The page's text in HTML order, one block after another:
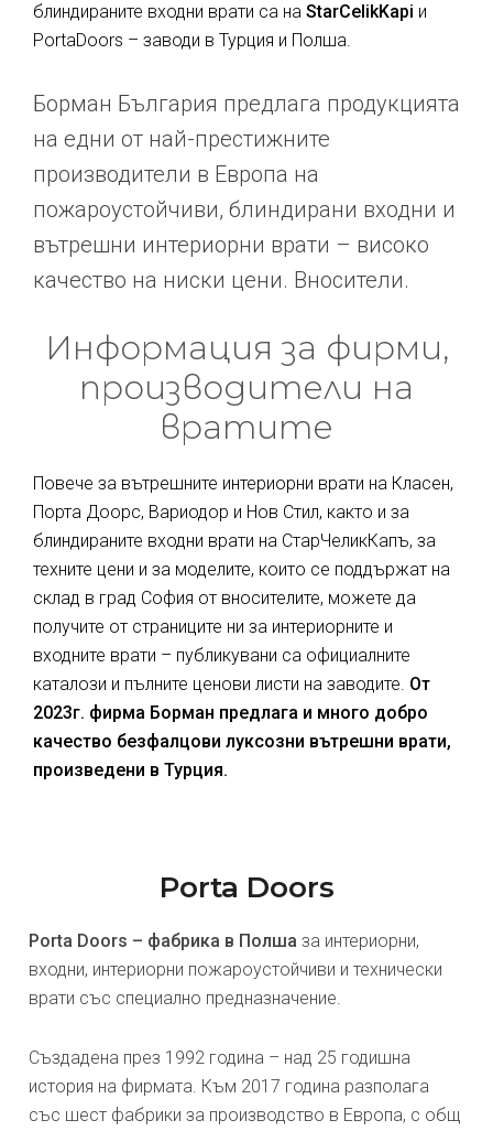
блиндираните входни врати са на StarCelikKapi и
PortaDoors – заводи в Турция и Полша.
Борман България предлага продукцията
на едни от най-престижните
производители в Европа на
пожароустойчиви, блиндирани входни и
вътрешни интериорни врати – високо
качество на ниски цени. Вносители.
Информация за фирми,
производители на
вратите
Повече за вътрешните интериорни врати на Класен,
Порта Доорс, Вариодор и Нов Стил, както и за
блиндираните входни врати на СтарЧеликКапъ, за
техните цени и за моделите, които се поддържат на
склад в град София от вносителите, можете да
получите от страниците ни за интериорните и
входните врати – публикувани са официалните
каталози и пълните ценови листи на заводите. От
2023г. фирма Борман предлага и много добро
качество безфалцови луксозни вътрешни врати,
произведени в Турция.
Porta Doors
Porta Doors – фабрика в Полша за интериорни,
входни, интериорни пожароустойчиви и технически
врати със специално предназначение.
Създадена през 1992 година – над 25 годишна
история на фирмата. Към 2017 година разполага
със шест фабрики за производство в Европа, с общ